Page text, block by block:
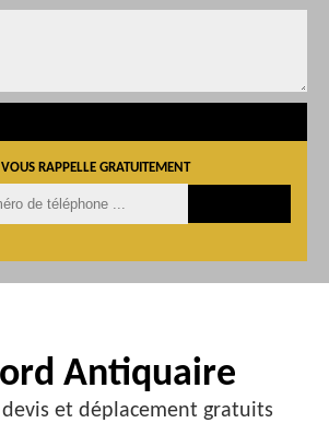
RAPPELLE GRATUITEMENT
Antiquaire
et déplacement gratuits